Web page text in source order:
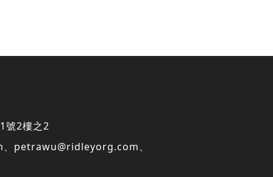
號2樓之2
、 petrawu@ridleyorg.com、